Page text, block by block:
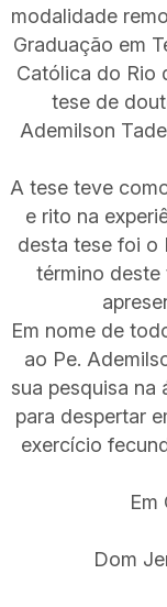
modalidade
Graduação em
Católica do Rio
tese de
Ademilson
A tese teve
e rito na
desta tese foi o
término deste
Em nome de
ao Pe.
sua pesquisa na
para despertar
exercício
Em
Dom